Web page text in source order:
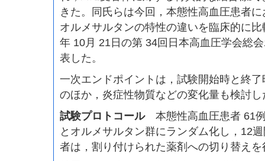
きた。同氏らは今回，本態性高血圧患者
オルメサルタンの特性の違いを臨床的に
年 10月 21日の第 34回日本高血圧学会総
表した。
一次エンドポイントは，試験開始時と終
のほか，炎症性物質などの変化量も検討し
試験プロトコール本態性高血圧患者 61
とオルメサルタン群にランダム化し，12
者は，割り付けられた薬剤への切り替えを